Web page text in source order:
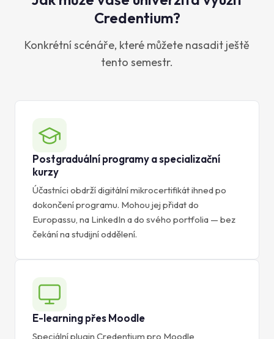
Credentium?
Konkrétní scénáře, které můžete nasadit ještě
tento semestr.
Postgraduální programy a specializační
kurzy
Účastníci obdrží digitální mikrocertifikát ihned po
dokončení programu. Mohou jej přidat do
Europassu, na LinkedIn a do svého portfolia — bez
čekání na studijní oddělení.
E-learning přes Moodle
Speciální plugin Credentium pro Moodle